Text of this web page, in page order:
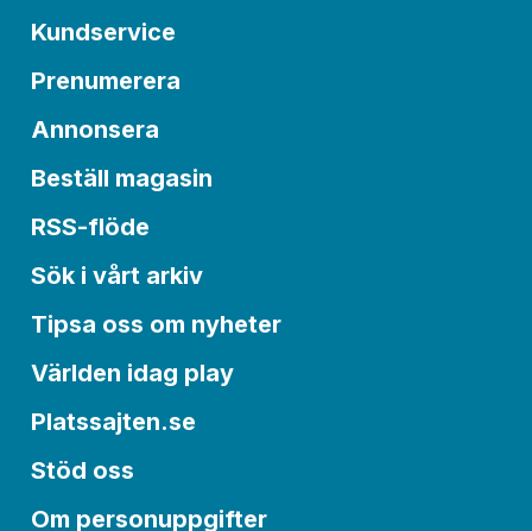
Kundservice
Prenumerera
Annonsera
Beställ magasin
RSS-flöde
Sök i vårt arkiv
Tipsa oss om nyheter
Världen idag play
Platssajten.se
Stöd oss
Om personuppgifter